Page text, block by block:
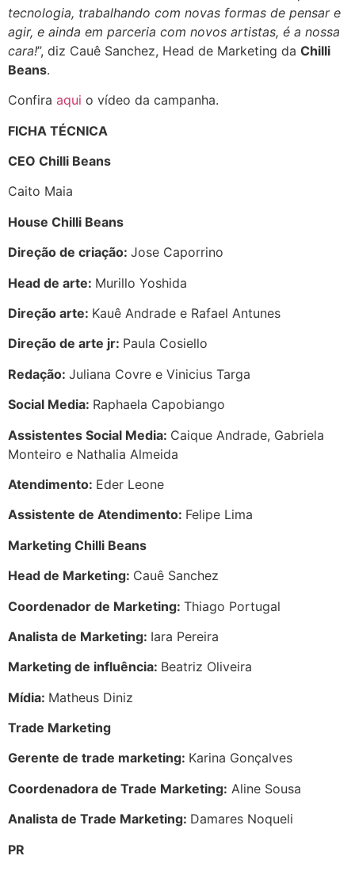
tecnologia, trabalhando com novas formas de pensar e
agir, e ainda em parceria com novos artistas, é a nossa
cara!”, diz Cauê Sanchez, Head de Marketing da Chilli
Beans.
Confira aqui o vídeo da campanha.
FICHA TÉCNICA
CEO Chilli Beans
Caito Maia
House Chilli Beans
Direção de criação: Jose Caporrino
Head de arte: Murillo Yoshida
Direção arte: Kauê Andrade e Rafael Antunes
Direção de arte jr: Paula Cosiello
Redação: Juliana Covre e Vinicius Targa
Social Media: Raphaela Capobiango
Assistentes Social Media: Caique Andrade, Gabriela
Monteiro e Nathalia Almeida
Atendimento: Eder Leone
Assistente de Atendimento: Felipe Lima
Marketing Chilli Beans
Head de Marketing: Cauê Sanchez
Coordenador de Marketing: Thiago Portugal
Analista de Marketing: Iara Pereira
Marketing de influência: Beatriz Oliveira
Mídia: Matheus Diniz
Trade Marketing
Gerente de trade marketing: Karina Gonçalves
Coordenadora de Trade Marketing: Aline Sousa
Analista de Trade Marketing: Damares Noqueli
PR